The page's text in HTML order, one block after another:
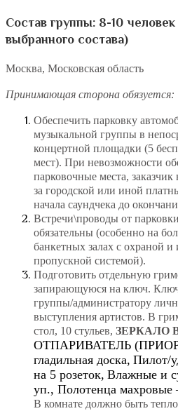
Состав группы: 8-10 человек
выбранного состава)
Москва, Московская область
Принимающая сторона обязуется:
Обеспечить парковку
музыкальной группы в
концертной площадки (5
мест). При невозможности
парковочные места,
за городской или иной
начала саундчека до
Встречи\проводы от
обязательны (особенно на
банкетных залах с охраной и
пропускной системой).
Подготовить отдельную
запирающуюся на ключ. Ключ
группы/администратору
выступления артистов. В
стол, 10 стульев, ЗЕРКАЛО
ОТПАРИВАТЕЛЬ
гладильная доска, Пилот/
на 5 розеток, Влажные и
уп., Полотенца махровые
В комнате должно быть